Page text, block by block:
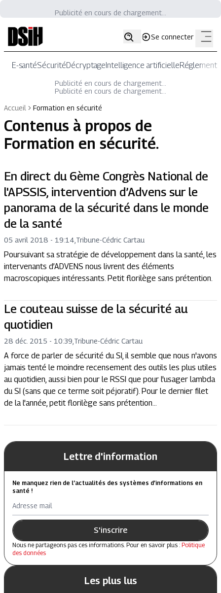
Publicité en cours de chargement...
Se connecter
E-santéSécuritéDécryptageIntelligence artificielle
Publicité en cours de chargement...
Publicité en cours de chargement...
Accueil
Formation en sécurité
Contenus à propos de
Formation en sécurité.
En direct du 6ème Congrès National de
l'APSSIS, intervention d’Advens sur le
panorama de la sécurité dans le monde
de la santé
05 avril 2018 - 19:14 Tribune-Cédric Cartau
Poursuivant sa stratégie de développement dans la santé, les
intervenants d’ADVENS nous livrent des éléments
macroscopiques intéressants. Petit florilège sans prétention.
Le couteau suisse de la sécurité au
quotidien
28 déc. 2015 - 10:39 Tribune-Cédric Cartau
A force de parler de sécurité du SI, il semble que nous n'avons
jamais tenté le moindre recensement des outils les plus utiles
au quotidien, aussi bien pour le RSSI que pour l'usager lambda
du SI (sans que ce terme soit péjoratif). Pour le dernier filet
de la l'année, petit florilège sans prétention...
Lettre d'information
Ne manquez rien de l’actualités des systèmes d’informations en
santé !
Adresse mail
S'inscrire
Nous ne partageons pas ces informations. Pour en savoir plus : Politique
des données
Les plus lus